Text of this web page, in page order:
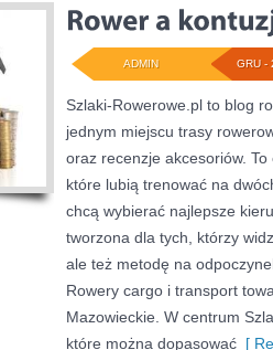
GRU -
ADMIN
Szlaki-Rowerowe.pl to blog
jednym miejscu trasy
oraz recenzje akcesoriów.
które lubią trenować na
chcą wybierać najlepsze
tworzona dla tych, którzy
ale też metodę na
Rowery cargo i transport
Mazowieckie. W centrum
które można dopasować [